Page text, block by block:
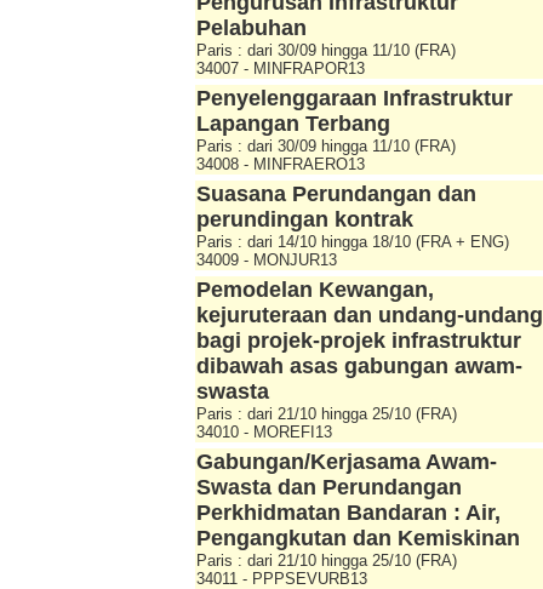
Pelabuhan
Paris : dari 30/09 hingga 11/10 (FRA)
34007 - MINFRAPOR13
Penyelenggaraan Infrastruktur
Lapangan Terbang
Paris : dari 30/09 hingga 11/10 (FRA)
34008 - MINFRAERO13
Suasana Perundangan dan
perundingan kontrak
Paris : dari 14/10 hingga 18/10 (FRA + ENG)
34009 - MONJUR13
Pemodelan Kewangan,
kejuruteraan dan undang-undang
bagi projek-projek infrastruktur
dibawah asas gabungan awam-
swasta
Paris : dari 21/10 hingga 25/10 (FRA)
34010 - MOREFI13
Gabungan/Kerjasama Awam-
Swasta dan Perundangan
Perkhidmatan Bandaran : Air,
Pengangkutan dan Kemiskinan
Paris : dari 21/10 hingga 25/10 (FRA)
34011 - PPPSEVURB13